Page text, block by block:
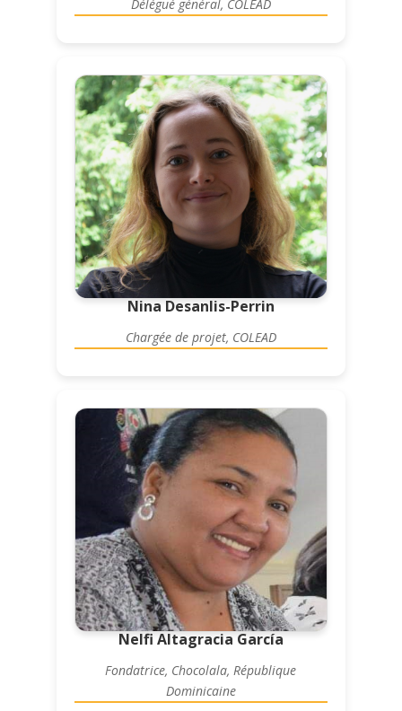
Délégué général, COLEAD
Nina Desanlis-Perrin
Chargée de projet, COLEAD
Nelfi Altagracia García
Fondatrice, Chocolala, République
Dominicaine